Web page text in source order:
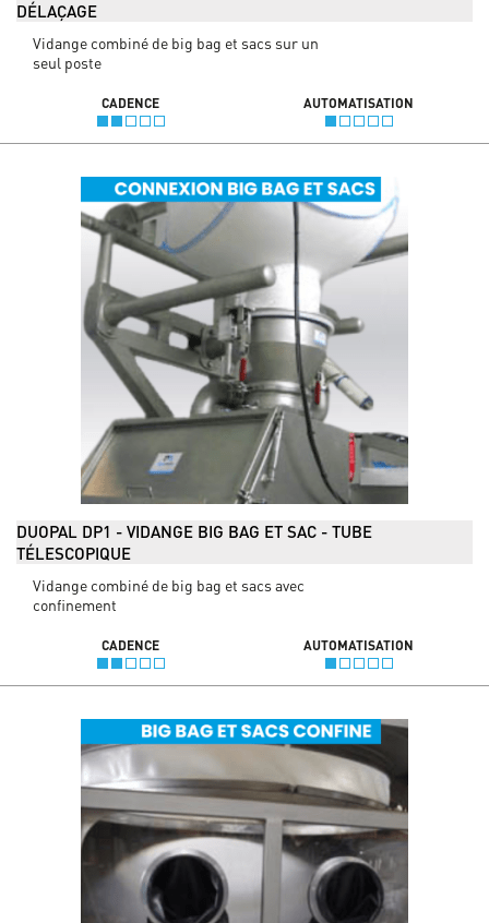
DÉLAÇAGE
Vidange combiné de big bag et sacs sur un
seul poste
CADENCE AUTOMATISATION
DUOPAL DP1 - VIDANGE BIG BAG ET SAC - TUBE
TÉLESCOPIQUE
Vidange combiné de big bag et sacs avec
confinement
CADENCE AUTOMATISATION